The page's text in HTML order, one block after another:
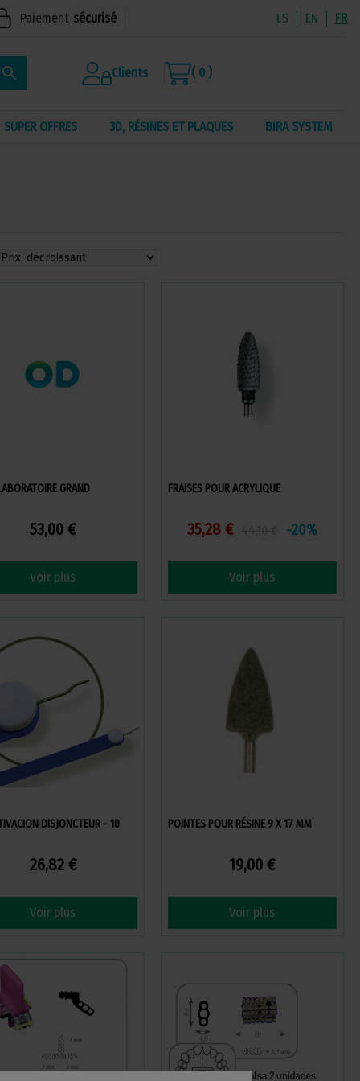
Paiement sécurisé ES EN FR
search Clients ( 0 )
SUPER OFFRES 3D, RÉSINES ET PLAQUES BIRA SYSTEM
GRAND
53,00 €
Voir plus
FRAISES POUR ACRYLIQUE
35,28 € -20%
Voir plus
DISJONCTEUR - 10
26,82 €
Voir plus
POINTES POUR RÉSINE 9 X 17 MM
19,00 €
Voir plus